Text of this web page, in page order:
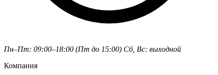
Пн–Пт: 09:00–18:00 (Пт до 15:00) Сб, Вс: выходной
Компания